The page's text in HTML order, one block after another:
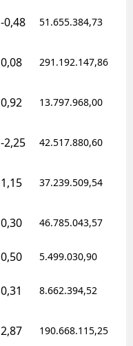
-0,48 51.655.384,73
0,08 291.192.147,86
0,92 13.797.968,00
-2,25 42.517.880,60
1,15 37.239.509,54
0,30 46.785.043,57
0,50 5.499.030,90
0,31 8.662.394,52
2,87 190.668.115,25